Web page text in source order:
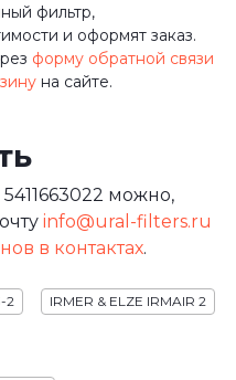
фильтр,
и оформят заказ.
форму обратной связи
на сайте.
можно,
info@ural-filters.ru
в контактах.
2 IRMER & ELZE IRMAIR 2